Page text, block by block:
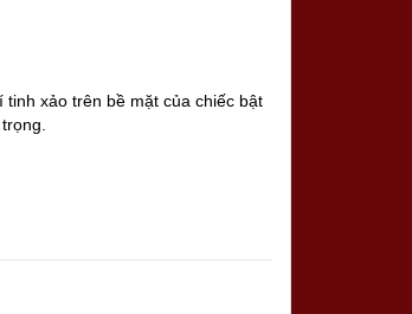
xảo trên bề mặt của chiếc bật